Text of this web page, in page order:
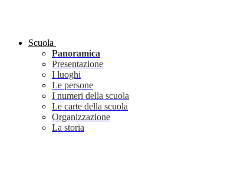
Scuola
Panoramica
Presentazione
I luoghi
Le persone
I numeri della scuola
Le carte della scuola
Organizzazione
La storia